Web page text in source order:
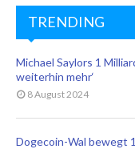
TRENDING
Michael Saylors 1
weiterhin mehr‘
8 August 2024
Dogecoin-Wal bewegt